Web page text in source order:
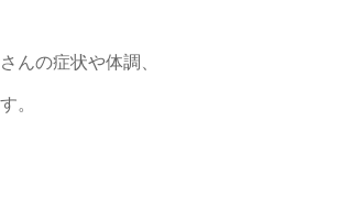
んの症状や体調、
。